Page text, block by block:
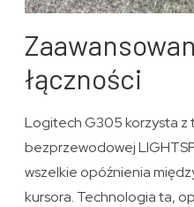
łączności
Logitech G305 korzysta z
bezprzewodowej
wszelkie opóźnienia
kursora. Technologia ta,